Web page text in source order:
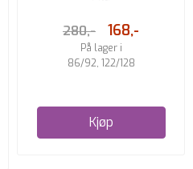
280,- 168,-
På lager i
86/92, 122/128
Kjøp